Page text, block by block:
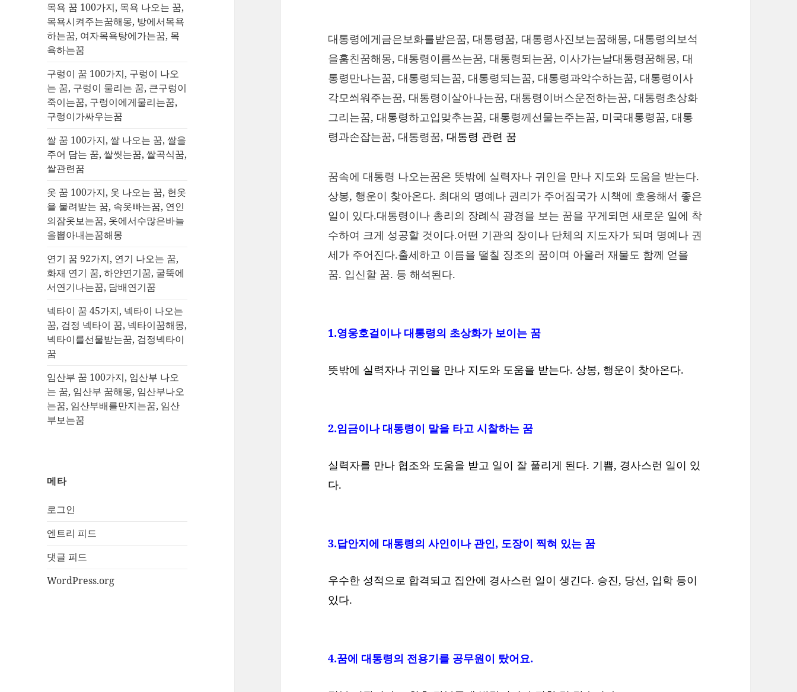
목욕 꿈 100가지, 목욕 나오는 꿈,
목욕시켜주는꿈해몽, 방에서목욕
하는꿈, 여자목욕탕에가는꿈, 목
욕하는꿈
구렁이 꿈 100가지, 구렁이 나오
는 꿈, 구렁이 물리는 꿈, 큰구렁이
죽이는꿈, 구렁이에게물리는꿈,
구렁이가싸우는꿈
쌀 꿈 100가지, 쌀 나오는 꿈, 쌀을
주어 담는 꿈, 쌀씻는꿈, 쌀곡식꿈,
쌀관련꿈
옷 꿈 100가지, 옷 나오는 꿈, 헌옷
을 물려받는 꿈, 속옷빠는꿈, 연인
의잠옷보는꿈, 옷에서수많은바늘
을뽑아내는꿈해몽
연기 꿈 92가지, 연기 나오는 꿈,
화재 연기 꿈, 하얀연기꿈, 굴뚝에
서연기나는꿈, 담배연기꿈
넥타이 꿈 45가지, 넥타이 나오는
꿈, 검정 넥타이 꿈, 넥타이꿈해몽,
넥타이를선물받는꿈, 검정넥타이
꿈
임산부 꿈 100가지, 임산부 나오
는 꿈, 임산부 꿈해몽, 임산부나오
는꿈, 임산부배를만지는꿈, 임산
부보는꿈
메타
로그인
엔트리 피드
댓글 피드
WordPress.org
대통령에게금은보화를받은꿈, 대통령꿈, 대통령사진보는꿈해몽, 대통령의보석
을훔친꿈해몽, 대통령이름쓰는꿈, 대통령되는꿈, 이사가는날대통령꿈해몽, 대
통령만나는꿈, 대통령되는꿈, 대통령되는꿈, 대통령과악수하는꿈, 대통령이사
각모씌워주는꿈, 대통령이살아나는꿈, 대통령이버스운전하는꿈, 대통령초상화
그리는꿈, 대통령하고입맞추는꿈, 대통령께선물는주는꿈, 미국대통령꿈, 대통
령과손잡는꿈, 대통령꿈, 대통령 관련 꿈
꿈속에 대통령 나오는꿈은 뜻밖에 실력자나 귀인을 만나 지도와 도움을 받는다.
상봉, 행운이 찾아온다. 최대의 명예나 권리가 주어짐국가 시책에 호응해서 좋은
일이 있다.대통령이나 총리의 장례식 광경을 보는 꿈을 꾸게되면 새로운 일에 착
수하여 크게 성공할 것이다.어떤 기관의 장이나 단체의 지도자가 되며 명예나 권
세가 주어진다.출세하고 이름을 떨칠 징조의 꿈이며 아울러 재물도 함께 얻을
꿈. 입신할 꿈. 등 해석된다.
1.영웅호걸이나 대통령의 초상화가 보이는 꿈
뜻밖에 실력자나 귀인을 만나 지도와 도움을 받는다. 상봉, 행운이 찾아온다.
2.임금이나 대통령이 말을 타고 시찰하는 꿈
실력자를 만나 협조와 도움을 받고 일이 잘 풀리게 된다. 기쁨, 경사스런 일이 있
다.
3.답안지에 대통령의 사인이나 관인, 도장이 찍혀 있는 꿈
우수한 성적으로 합격되고 집안에 경사스런 일이 생긴다. 승진, 당선, 입학 등이
있다.
4.꿈에 대통령의 전용기를 공무원이 탔어요.